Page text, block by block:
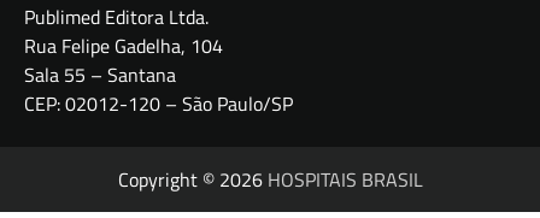
Publimed Editora Ltda.
Rua Felipe Gadelha, 104
Sala 55 – Santana
CEP: 02012-120 – São Paulo/SP
Copyright © 2026 HOSPITAIS BRASIL